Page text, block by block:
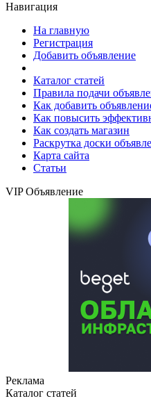
Навигация
На главную
Регистрация
Добавить объявление
Каталог статей
Правила подачи
Как добавить
Как повысить
Как создать магазин
Раскрутка доски
Карта сайта
Статьи
VIP Объявление
Реклама
Каталог статей